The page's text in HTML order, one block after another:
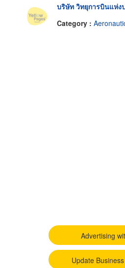
บริษัท วิทยุการบินแห่ง
Category :
Advertising
Update